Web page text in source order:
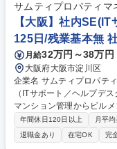
グループは給食事業を主
どを手がける創業以来の
との精神の基、「総合食
集職種 【大阪/人事総務(
的事業を展開
サムティプロパティマ
【大阪】社内
125日/残業基本無
月給32万円～38万円
大阪府大阪市淀川区
企業名 サムティプロパティマネジメン
（ITサポート／ヘルプデスク
マンション管理からビル
ータルサポートを行う当
お任せします。【業務変更の範囲】当
テム導入時の打合わせ（
年間休日120日以上 月平
退職金あり
在宅OK 完